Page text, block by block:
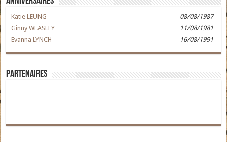
Katie LEUNG
08/08/1987
Ginny WEASLEY
11/08/1981
Evanna LYNCH
16/08/1991
Partenaires